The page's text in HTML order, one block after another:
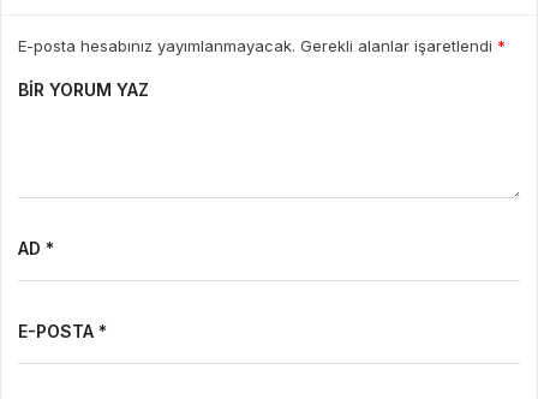
E-posta hesabınız yayımlanmayacak. Gerekli alanlar işaretlendi *
BIR YORUM YAZ
AD *
E-POSTA *